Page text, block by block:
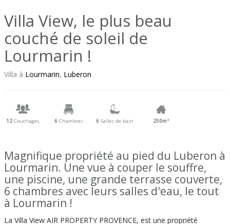
Villa View, le plus beau
couché de soleil de
Lourmarin !
Villa à Lourmarin, Luberon
12Couchages 6 Chambres 6 Salles de bain 250m²
Magnifique propriété au pied du Luberon à
Lourmarin. Une vue à couper le souffre,
une piscine, une grande terrasse couverte,
6 chambres avec leurs salles d'eau, le tout
à Lourmarin !
La Villa View AIR PROPERTY PROVENCE, est une propriété